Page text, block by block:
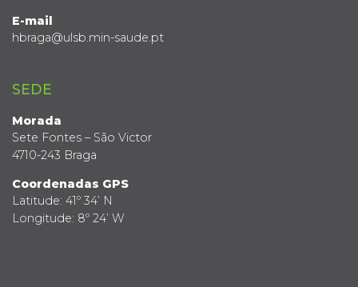
E-mail
hbraga@ulsb.min-saude.pt
SEDE
Morada
Sete Fontes – São Victor
4710-243 Braga
Coordenadas GPS
Latitude: 41º 34’ N
Longitude: 8º 24’ W